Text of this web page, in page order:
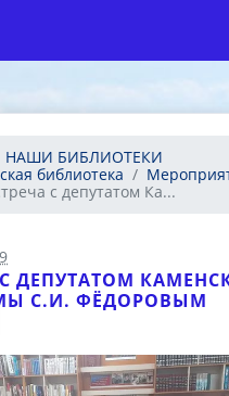
НАШИ БИБЛИОТЕКИ
библиотека
с депутатом Ка...
ДЕПУТАТОМ
С.И. ФЁДОРОВЫМ